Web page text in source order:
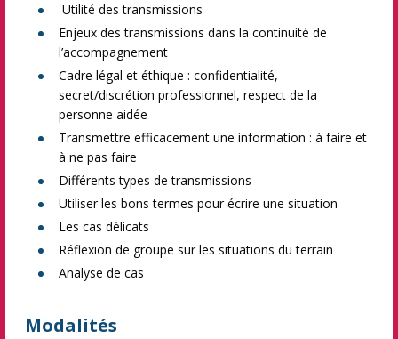
Utilité des transmissions
Enjeux des transmissions dans la continuité de
l’accompagnement
Cadre légal et éthique : confidentialité,
secret/discrétion professionnel, respect de la
personne aidée
Transmettre efficacement une information : à faire et
à ne pas faire
Différents types de transmissions
Utiliser les bons termes pour écrire une situation
Les cas délicats
Réflexion de groupe sur les situations du terrain
Analyse de cas
Modalités